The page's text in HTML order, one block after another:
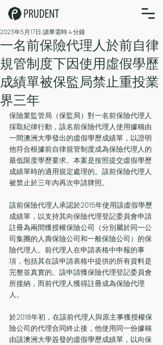
一名前保險代理人於前自律
規管制度下因使用虛假學歷
成績單被保監局禁止重投業
界三年
2023年5月17日 讀畢需時 4 分鐘
保險業監管局（保監局）對一名前保險代理人
採取紀律行動，該名前保險代理人使用據稱由
一間澳洲大學發出的虛假學歷成績單，以證明
他符合根據前自律規管制度成為保險代理人的
最低限度學歷要求。本案是按照提交虛假學歷
成績單時的適用規定處理的。該前保險代理人
被禁止於三年內再次申請牌照。
該前保險代理人承認於2015年使用該虛假學歷
成績單，以支持其向保險代理登記委員會申請
註冊為兩間獲授權保險公司（分別屬於同一公
司集團的人壽保險公司和一般保險公司）的保
險代理人。前代理人在申請表格中申報的事
項，包括其在該申請表格中提供的所有資料是
完整並真實的。該申請獲保險代理登記委員會
所接納，而前代理人獲得註冊成為保險代理
人。
於2018年初，在該前代理人與原主事獲授權保
險公司的代理合同終止後，他使用同一份據稱
由該澳洲大學簽發的虛假學歷成績單，以向保